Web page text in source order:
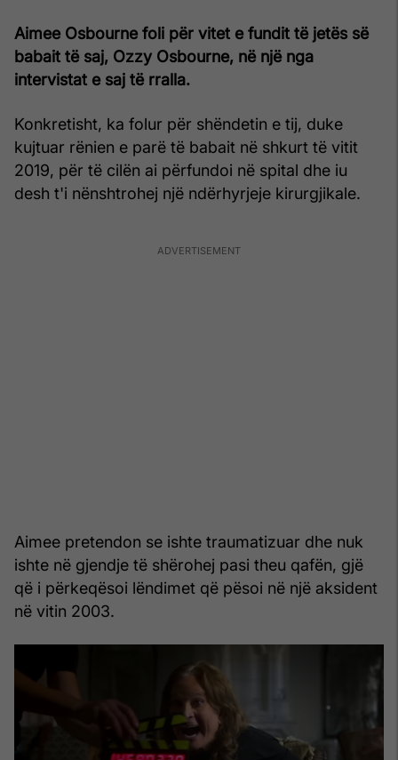
Aimee Osbourne foli për vitet e fundit të jetës së
babait të saj, Ozzy Osbourne, në një nga
intervistat e saj të rralla.
Konkretisht, ka folur për shëndetin e tij, duke
kujtuar rënien e parë të babait në shkurt të vitit
2019, për të cilën ai përfundoi në spital dhe iu
desh t'i nënshtrohej një ndërhyrjeje kirurgjikale.
Aimee pretendon se ishte traumatizuar dhe nuk
ishte në gjendje të shërohej pasi theu qafën, gjë
që i përkeqësoi lëndimet që pësoi në një aksident
në vitin 2003.